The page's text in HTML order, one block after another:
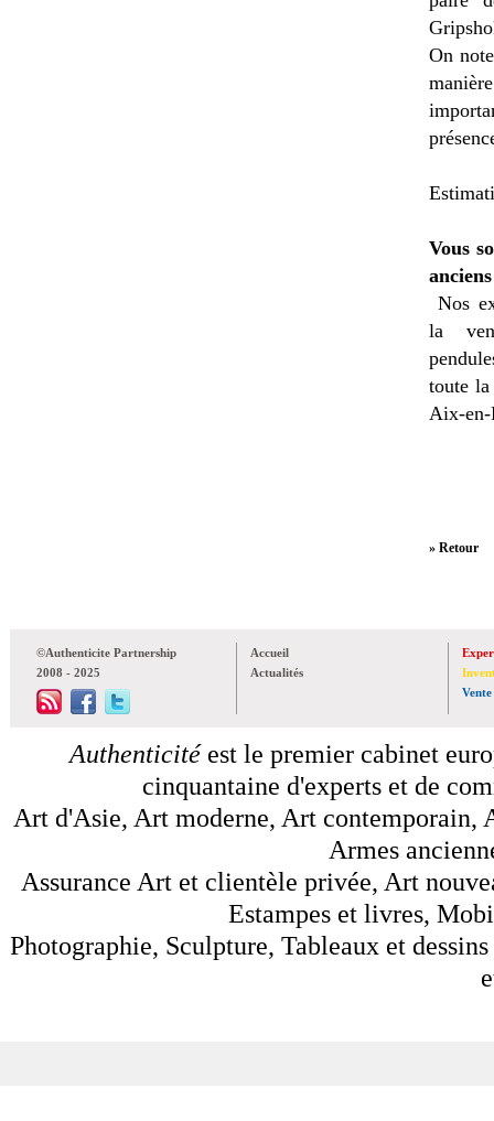
On
Vous
Nos
la
toute
Aix-en-
» Retour
©Authenticite Partnership
2008 - 2025
Accueil
Actualités
Vente
Authenticitéest le premier cabinet
cinquantaine d'experts et de
Art d'Asie, Art moderne, Art contemporain,
Armes
Assurance Art et clientèle privée, Art
Estampes et livres,
Photographie, Sculpture, Tableaux et